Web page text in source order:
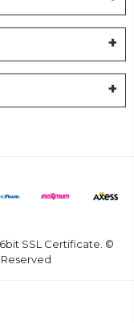
SSL Certificate. ©
Reserved